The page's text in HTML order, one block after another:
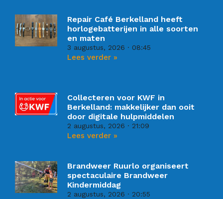
Repair Café Berkelland heeft
horlogebatterijen in alle soorten
en maten
3 augustus, 2026 08:45
Lees verder »
Collecteren voor KWF in
Berkelland: makkelijker dan ooit
door digitale hulpmiddelen
2 augustus, 2026 21:09
Lees verder »
Brandweer Ruurlo organiseert
spectaculaire Brandweer
Kindermiddag
2 augustus, 2026 20:55